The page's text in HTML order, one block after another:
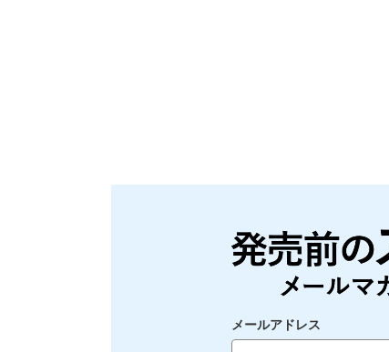
メールアドレス